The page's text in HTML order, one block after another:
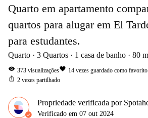
Quarto em apartamento
quartos para alugar em El
para estudantes.
Quarto 3 Quartos 1 casa de banho 80
visibility 373 visualizaçõesfavorite 14 vezes guardado como favorito
ios_share 2 vezes partilhado
Propriedade verificada por
Verificado em 07 out 2024